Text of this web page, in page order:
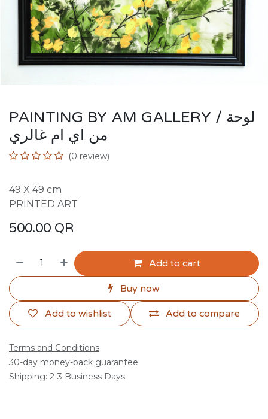
PAINTING BY AM GALLERY / لوحة
من اي ام غالري
(0 review)
49 X 49 cm
PRINTED ART
500.00 QR
Add to cart
Buy now
Add to compare
Add to wishlist
Terms and Conditions
30-day money-back guarantee
Shipping: 2-3 Business Days